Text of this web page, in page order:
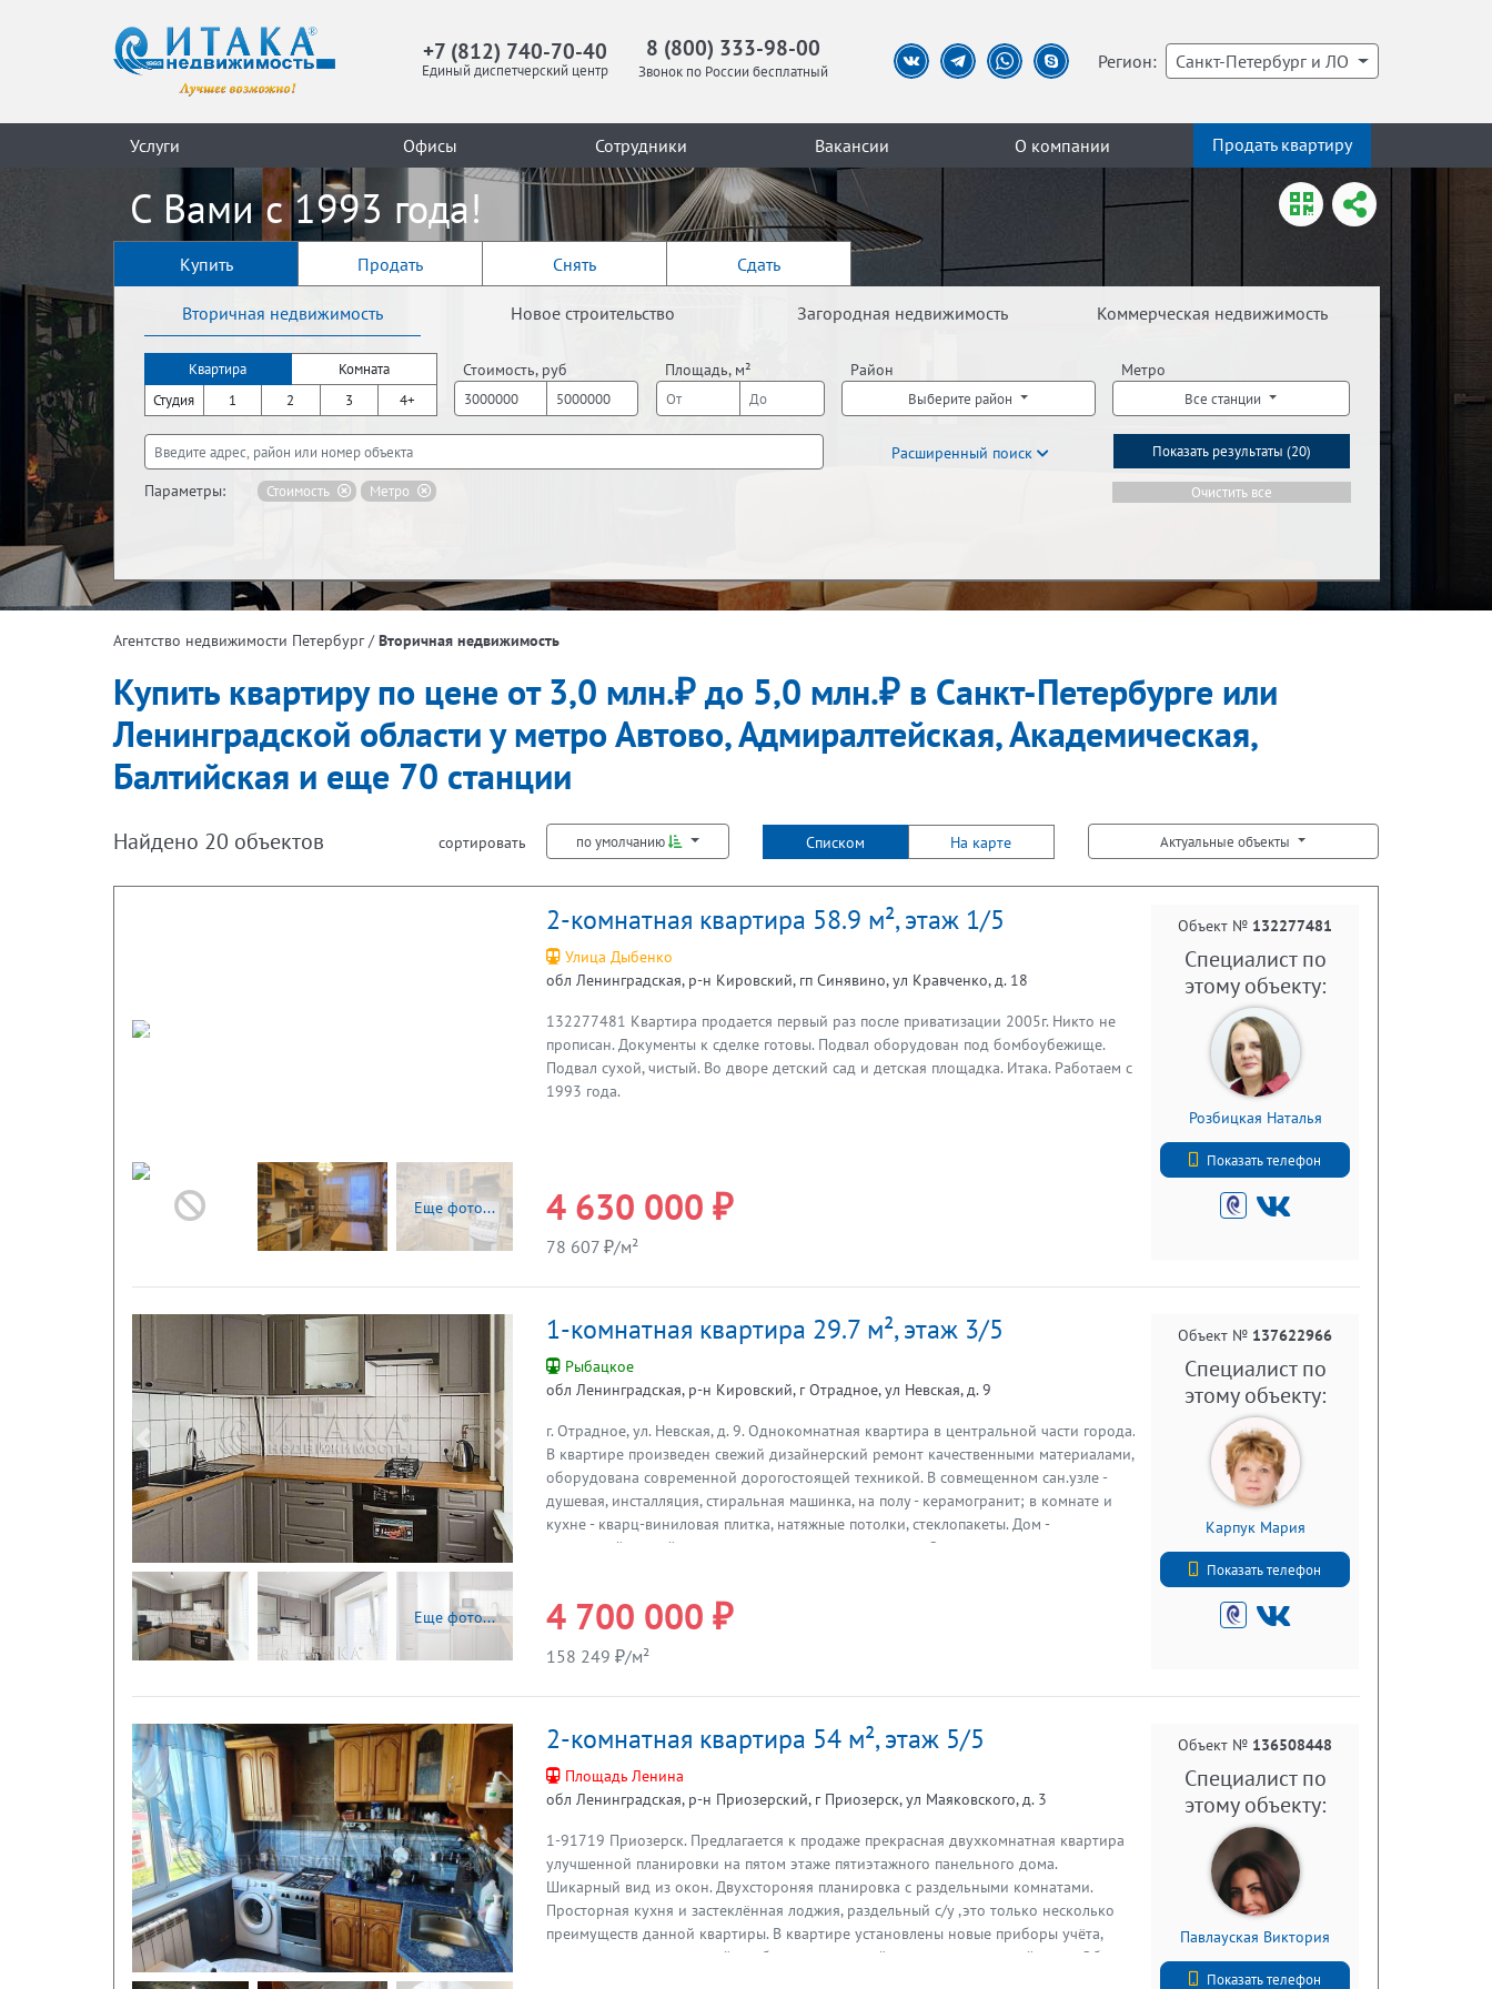
+7 (812) 740-70-40
Единый диспетчерский центр
8 (800) 333-98-00
Звонок по России бесплатный Регион: Санкт-Петербург и ЛО
Услуги Офисы Сотрудники Вакансии О компании Продать квартиру
С Вами с 1993 года!
Купить Продать Снять Сдать
Вторичная недвижимость Новое строительство Загородная недвижимость Коммерческая недвижимость
Квартира
Комната
Студия
1 2 3 4+
Стоимость, руб Площадь, м² Район
Выберите район
Метро
Все станции
Расширенный поиск Показать результаты (20)
Параметры: Стоимость Метро Очистить все
Жилая площадь, м²
Этаж
Показать за
Не первый
Не последний Лифт Встречная покупка
Агентство недвижимости Петербург /Вторичная недвижимость
Купить квартиру по цене от 3,0 млн.₽ до 5,0 млн.₽ в Санкт-Петербурге или
Ленинградской области у метро Автово, Адмиралтейская, Академическая,
Балтийская и еще 70 станции
Найдено 20 объектов сортировать по умолчанию Списком На карте Актуальные объекты
Следующая Предыдущая
Еще фото...
2-комнатная квартира 58.9 м², этаж 1/5
Улица Дыбенко
обл Ленинградская, р-н Кировский, гп Синявино, ул Кравченко, д. 18
132277481 Квартира продается первый раз после приватизации 2005г. Никто не
прописан. Документы к сделке готовы. Подвал оборудован под бомбоубежище.
Подвал сухой, чистый. Во дворе детский сад и детская площадка. Итака. Работаем с
1993 года.
4 630 000 ₽
78 607 ₽/м²
Объект № 132277481
Специалист по
этому объекту:
Розбицкая Наталья
Показать телефон
+7 (812) 740-70-40
Следующая Предыдущая
Еще фото...
1-комнатная квартира 29.7 м², этаж 3/5
Рыбацкое
обл Ленинградская, р-н Кировский, г Отрадное, ул Невская, д. 9
г. Отрадное, ул. Невская, д. 9. Однокомнатная квартира в центральной части города.
В квартире произведен свежий дизайнерский ремонт качественными материалами,
оборудована современной дорогостоящей техникой. В совмещенном сан.узле -
душевая, инсталляция, стиральная машинка, на полу - керамогранит; в комнате и
кухне - кварц-виниловая плитка, натяжные потолки, стеклопакеты. Дом -
кирпичный; зимой - тепло, летом - приятная прохлада. Окна квартиры выходят во
Культуры, городская поликлиника и больница, остановка пригородного автобуса (
Ивановская - ж/д ст. Пелла) . Также рядом - излюбленное место отдыха жителей -
один взрослый собственник, в собственности более 5 лет. Возможна Прямая
4 700 000 ₽
158 249 ₽/м²
Объект № 137622966
Специалист по
этому объекту:
Карпук Мария
Показать телефон
+7 (812) 740-70-40
Следующая Предыдущая
2-комнатная квартира 54 м², этаж 5/5
Площадь Ленина
обл Ленинградская, р-н Приозерский, г Приозерск, ул Маяковского, д. 3
1-91719 Приозерск. Предлагается к продаже прекрасная двухкомнатная квартира
улучшенной планировки на пятом этаже пятиэтажного панельного дома.
Шикарный вид из окон. Двухстороняя планировка с раздельными комнатами.
Просторная кухня и застеклённая лоджия, раздельный с/у ,это только несколько
преимуществ данной квартиры. В квартире установлены новые приборы учёта,
водонагреватель, который необходим на случай отключения горячей воды. Общая
Объект № 136508448
Специалист по
этому объекту:
Павлауская Виктория
Показать телефон
+7 (812) 740-70-40